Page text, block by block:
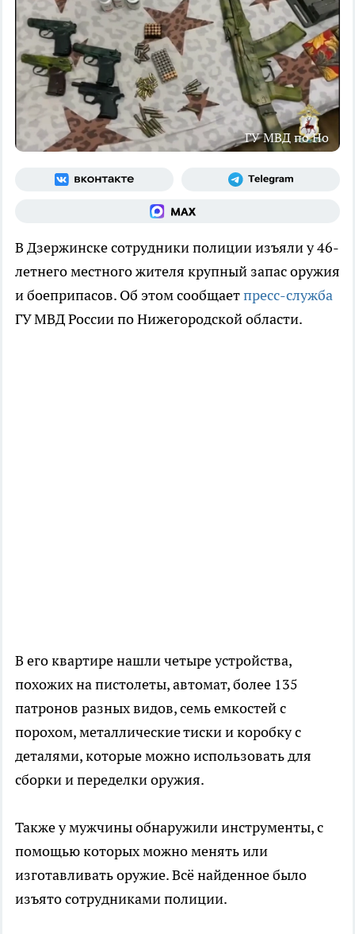
ГУ МВД по Но
В Дзержинске сотрудники полиции изъяли у 46-
летнего местного жителя крупный запас оружия
и боеприпасов. Об этом сообщаетпресс-служба
ГУ МВД России по Нижегородской области.
В его квартире нашли четыре устройства,
похожих на пистолеты, автомат, более 135
патронов разных видов, семь емкостей с
порохом, металлические тиски и коробку с
деталями, которые можно использовать для
сборки и переделки оружия.
Также у мужчины обнаружили инструменты, с
помощью которых можно менять или
изготавливать оружие. Всё найденное было
изъято сотрудниками полиции.